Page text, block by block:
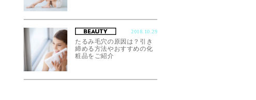
2018.10.29
たるみ毛穴の原因は？引き
締める方法やおすすめの化
粧品をご紹介